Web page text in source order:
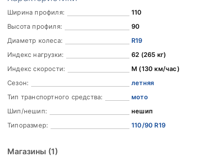
Ширина профиля:
110
Высота профиля:
90
Диаметр колеса:
R19
Индекс нагрузки:
62 (265 кг)
Индекс скорости:
M (130 км/час)
Сезон:
летняя
Тип транспортного средства:
мото
Шип/нешип:
нешип
Типоразмер:
110/90 R19
Магазины (1)